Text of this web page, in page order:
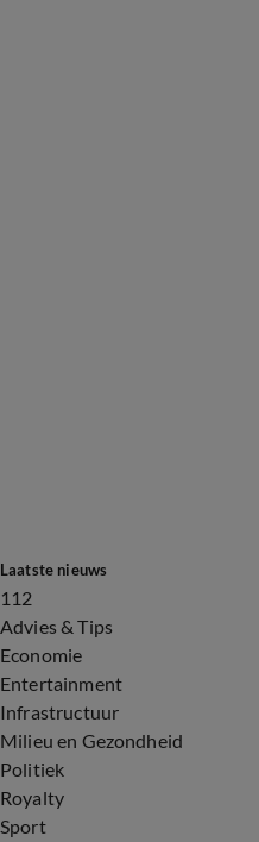
Laatste nieuws
112
Advies & Tips
Economie
Entertainment
Infrastructuur
Milieu en Gezondheid
Politiek
Royalty
Sport